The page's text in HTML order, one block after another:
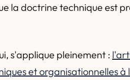
la doctrine technique est
s'applique pleinement :
et organisationnelles